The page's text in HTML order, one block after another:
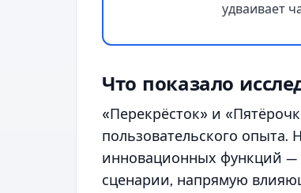
удваивает
Что показало
«Перекрёсток» и
пользовательского опыта.
инновационных функций —
сценарии, напрямую